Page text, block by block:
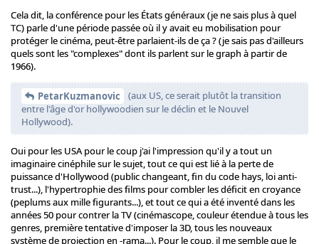
Cela dit, la conférence pour les États généraux (je ne sais plus à quel
TC) parle d'une période passée où il y avait eu mobilisation pour
protéger le cinéma, peut-être parlaient-ils de ça ? (je sais pas d'ailleurs
quels sont les "complexes" dont ils parlent sur le graph à partir de
1966).
PetarKuzmanovic
(aux US, ce serait plutôt la transition
entre l'âge d'or hollywoodien sur le déclin et le Nouvel
Hollywood).
Oui pour les USA pour le coup j'ai l'impression qu'il y a tout un
imaginaire cinéphile sur le sujet, tout ce qui est lié à la perte de
puissance d'Hollywood (public changeant, fin du code hays, loi anti-
trust...), l'hypertrophie des films pour combler les déficit en croyance
(peplums aux mille figurants...), et tout ce qui a été inventé dans les
années 50 pour contrer la TV (cinémascope, couleur étendue à tous les
genres, première tentative d'imposer la 3D, tous les nouveaux
système de projection en -rama...). Pour le coup, il me semble que le